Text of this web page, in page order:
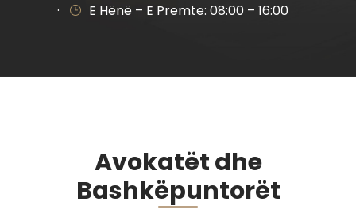
·
E Hënë – E Premte: 08:00 – 16:00
Avokatët dhe
Bashkëpuntorët